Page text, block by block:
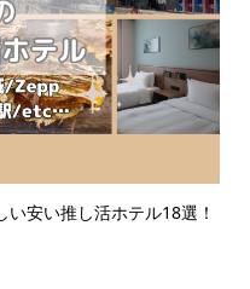
安い推し活ホテル18選！